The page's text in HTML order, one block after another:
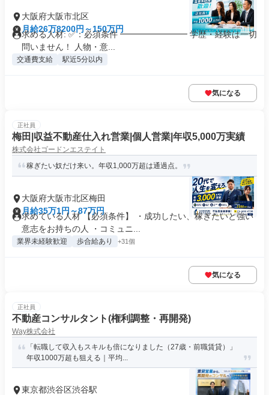
大阪府大阪市北区
月給26万8200円～150万円
求める人材: ✅：必須条件 ━━━━━━━━ 学歴・経験は一切
問いません！ 人物・意...
交通費支給 駅近5分以内
気になる
正社員
梅田|収益不動産仕入れ営業|個人営業|年収5,000万実績
株式会社ゴードンエステイト
稼ぎたい奴だけ来い。年収1,000万超は通過点。
大阪府大阪市北区梅田
月給35万1円～87万円
求めている人材 【必須条件】 ・成功したい、稼ぎたいと強い
意志をお持ちの人 ・コミュニ...
業界未経験歓迎 歩合給あり +31個
気になる
正社員
不動産コンサルタント(権利調整・再開発)
Way株式会社
「転職して収入もスキルも倍になりました（27歳・前職賃貸）」
年収1000万超も狙える｜平均...
東京都渋谷区渋谷駅